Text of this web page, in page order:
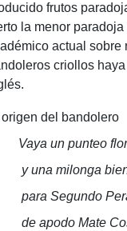
frutos
la menor
actual sobre
criollos
origen del bandolero
Vaya un punteo
y una milonga
para Segundo
de apodo Mate